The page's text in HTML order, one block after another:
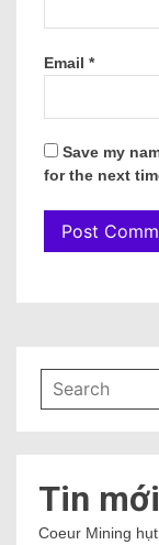
Email *
Save my
for the next
Tin mới
Coeur Mining